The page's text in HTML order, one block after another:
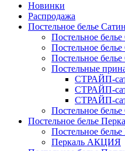
Новинки
Распродажа
Постельное белье Сатин
Постельное
Постельное
Постельное
Постельные
СТРАЙП-
СТРАЙП-
СТРАЙП-
Постельное
Постельное белье
Постельное
Перкаль АКЦИЯ